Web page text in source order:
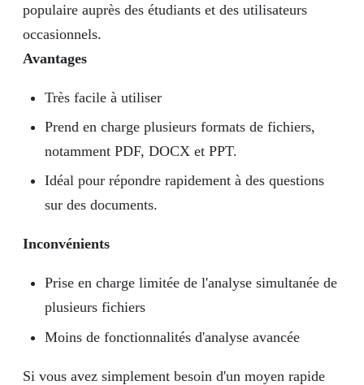
populaire auprès des étudiants et des utilisateurs
occasionnels.
Avantages
Très facile à utiliser
Prend en charge plusieurs formats de fichiers,
notamment PDF, DOCX et PPT.
Idéal pour répondre rapidement à des questions
sur des documents.
Inconvénients
Prise en charge limitée de l'analyse simultanée de
plusieurs fichiers
Moins de fonctionnalités d'analyse avancée
Si vous avez simplement besoin d'un moyen rapide